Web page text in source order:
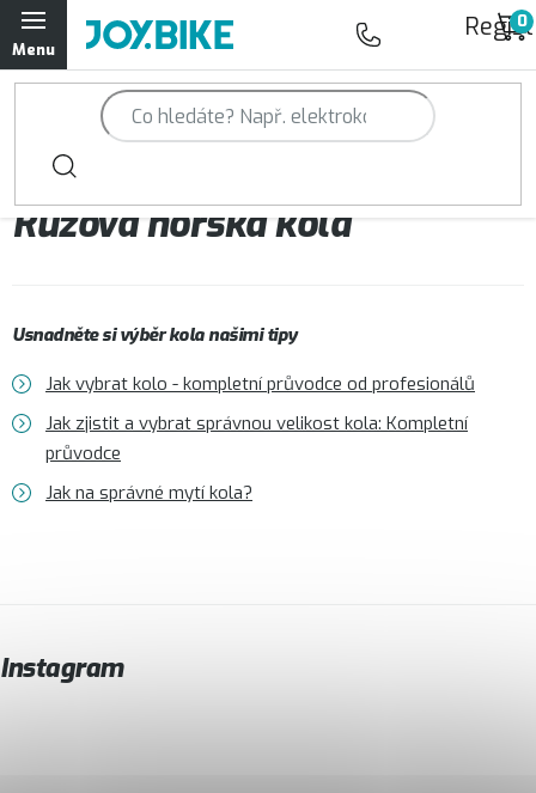
Přejít
na
obsah
Trailová kola Qayron
Horská kola Qayron
Dámská horská kola Qayron
Doplňky a oblečení Qayron
Kontakt Servisní a výdejní místa
Růžová horská kola
Usnadněte si výběr kola našimi tipy
Jak vybrat kolo - kompletní průvodce od profesionálů
Jak zjistit a vybrat správnou velikost kola: Kompletní
průvodce
Jak na správné mytí kola?
Instagram